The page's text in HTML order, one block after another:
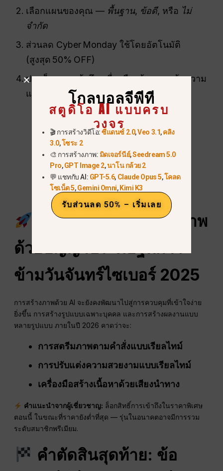
เลือกแผนของคุณ — พื้นฐาน, ข้อดี, หรือ ไม่
จำกัด
ส่วนลด Cyber Monday ใช้โดยอัตโนมัติ
(สูงสุด 50% OFF)
ปลดล็อกการเข้าถึงเครื่องมือสร้างภาพ ข้อความ
และวิดีโอได้ทันที รวมถึง:
ระดับโมเดล Midjourney
นาโน บานาน่า โปร เอนจิ้น
ผู้สร้างภาพ GPT
Sora Image and Flux เรนเดอร์
ชุดโปรแกรมออกแบบอักษรภาพ
อนาคตของการสร้างภาพ
ด้วยปัญญาประดิษฐ์ที่ก้าว
ข้ามวันจันทร์ไซเบอร์ 2025
การสร้างภาพด้วย AI จะยังคงพัฒนาไปสู่การควบคุมที่เข้าใจง่าย
ยิ่งขึ้น การสร้างรูปแบบเฉพาะบุคคล และการสร้างผลงานแบบ
หลายรูปแบบ ภายในปี 2026 คาดว่าจะ:
การสตรีมภาพตามคำสั่งแบบเรียลไทม์
การปรับแต่งความสวยงามแบบเรียลไทม์
เครื่องมือสร้างเนื้อหาด้วยเสียงนำทาง
คำแนะนำจากผู้เชี่ยวชาญ: ล็อกสิทธิ์การเข้าถึงในราคาพิเศษ
ตอนนี้ ในขณะที่ราคายังต่ำที่สุด — รุ่นในอนาคตอาจมีการรวม
ระดับสมาชิกพรีเมียม.
คำตัดสินสุดท้าย: ข้อ
โกลบอลจีพีที
สตูดิโอ AI แบบครบ
วงจร
🎬 การสร้างวิดีโอ:ซีแดนซ์ 2.0,Veo 3.1,คลิง
3.0,โซระ 2
🎨 การสร้างภาพ: มิดเจอร์นีย์,Seedream 5.0
Pro,GPT Image 2,นาโน กล้วย 2
💬 แชทกับ AI: GPT-5.6, Claude Opus 5,โคลด
โซเน็ต 5,Gemini Omni, Kimi K3
รับส่วนลด 50% – เริ่มเลย